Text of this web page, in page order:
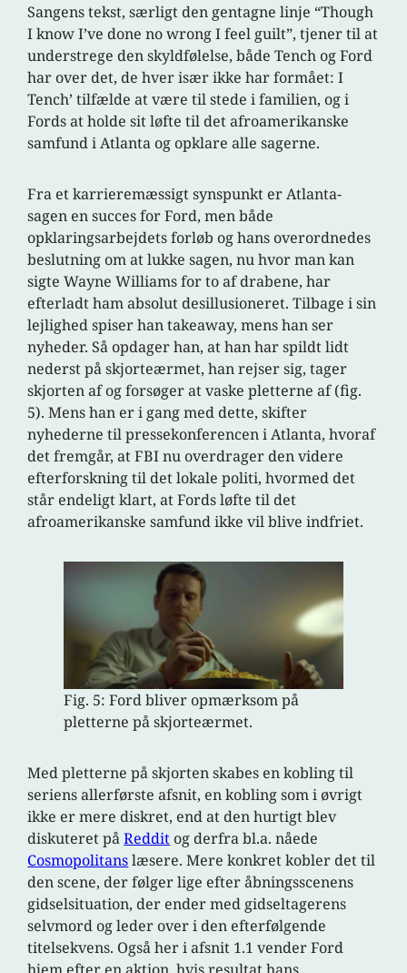
Sangens tekst, særligt den gentagne linje “Though
I know I’ve done no wrong I feel guilt”, tjener til at
understrege den skyldfølelse, både Tench og Ford
har over det, de hver især ikke har formået: I
Tench’ tilfælde at være til stede i familien, og i
Fords at holde sit løfte til det afroamerikanske
samfund i Atlanta og opklare alle sagerne.
Fra et karrieremæssigt synspunkt er Atlanta-
sagen en succes for Ford, men både
opklaringsarbejdets forløb og hans overordnedes
beslutning om at lukke sagen, nu hvor man kan
sigte Wayne Williams for to af drabene, har
efterladt ham absolut desillusioneret. Tilbage i sin
lejlighed spiser han takeaway, mens han ser
nyheder. Så opdager han, at han har spildt lidt
nederst på skjorteærmet, han rejser sig, tager
skjorten af og forsøger at vaske pletterne af (fig.
5). Mens han er i gang med dette, skifter
nyhederne til pressekonferencen i Atlanta, hvoraf
det fremgår, at FBI nu overdrager den videre
efterforskning til det lokale politi, hvormed det
står endeligt klart, at Fords løfte til det
afroamerikanske samfund ikke vil blive indfriet.
Fig. 5: Ford bliver opmærksom på
pletterne på skjorteærmet.
Med pletterne på skjorten skabes en kobling til
seriens allerførste afsnit, en kobling som i øvrigt
ikke er mere diskret, end at den hurtigt blev
diskuteret påReddit og derfra bl.a. nåede
Cosmopolitanslæsere. Mere konkret kobler det til
den scene, der følger lige efter åbningsscenens
gidselsituation, der ender med gidseltagerens
selvmord og leder over i den efterfølgende
titelsekvens. Også her i afsnit 1.1 vender Ford